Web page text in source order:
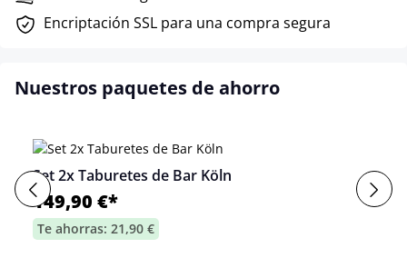
Encriptación SSL para una compra segura
Nuestros paquetes de ahorro
Set 2x Taburetes de Bar Köln
149,90 €*
Te ahorras: 21,90 €